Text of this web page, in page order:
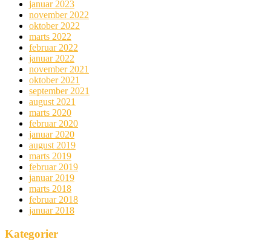
januar 2023
november 2022
oktober 2022
marts 2022
februar 2022
januar 2022
november 2021
oktober 2021
september 2021
august 2021
marts 2020
februar 2020
januar 2020
august 2019
marts 2019
februar 2019
januar 2019
marts 2018
februar 2018
januar 2018
Kategorier